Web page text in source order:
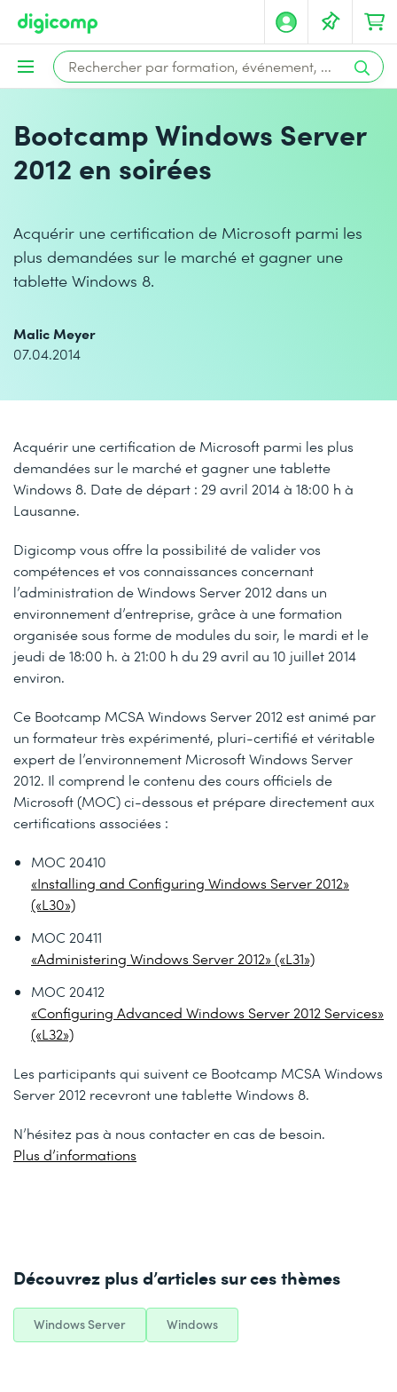
Bootcamp Windows Server
2012 en soirées
Acquérir une certification de Microsoft parmi les
plus demandées sur le marché et gagner une
tablette Windows 8.
Malic Meyer
07.04.2014
Acquérir une certification de Microsoft parmi les plus
demandées sur le marché et gagner une tablette
Windows 8. Date de départ : 29 avril 2014 à 18:00 h à
Lausanne.
Digicomp vous offre la possibilité de valider vos
compétences et vos connaissances concernant
l’administration de Windows Server 2012 dans un
environnement d’entreprise, grâce à une formation
organisée sous forme de modules du soir, le mardi et le
jeudi de 18:00 h. à 21:00 h du 29 avril au 10 juillet 2014
environ.
Ce Bootcamp MCSA Windows Server 2012 est animé par
un formateur très expérimenté, pluri-certifié et véritable
expert de l’environnement Microsoft Windows Server
2012. Il comprend le contenu des cours officiels de
Microsoft (MOC) ci-dessous et prépare directement aux
certifications associées :
MOC 20410
«Installing and Configuring Windows Server 2012»
(«L30»)
MOC 20411
«Administering Windows Server 2012» («L31»)
MOC 20412
«Configuring Advanced Windows Server 2012 Services»
(«L32»)
Les participants qui suivent ce Bootcamp MCSA Windows
Server 2012 recevront une tablette Windows 8.
N’hésitez pas à nous contacter en cas de besoin.
Plus d’informations
Découvrez plus d’articles sur ces thèmes
Windows Server Windows